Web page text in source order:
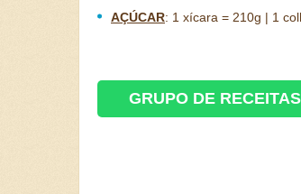
AÇÚCAR: 1 xícara = 210g | 1
GRUPO DE